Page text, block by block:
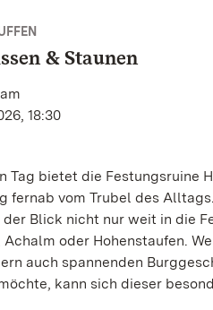
& Staunen
18:30
Tag bietet die Festungsruine
fernab vom Trubel des
Blick nicht nur weit in die
oder Hohenstaufen.
auch spannenden
kann sich dieser